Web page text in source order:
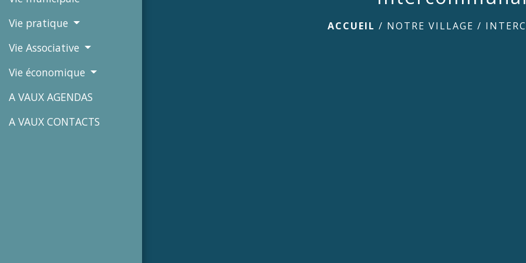
Vie pratique
Vie Associative
Vie économique
A VAUX AGENDAS
A VAUX CONTACTS
ACCUEIL / NOTRE VILLAGE /